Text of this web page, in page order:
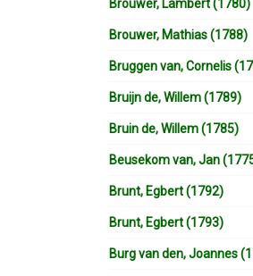
Brouwer, Lambert (1780)
Brouwer, Mathias (1788)
Bruggen van, Cornelis
Bruijn de, Willem (1789)
Bruin de, Willem (1785)
Beusekom van, Jan
Brunt, Egbert (1792)
Brunt, Egbert (1793)
Burg van den, Joannes